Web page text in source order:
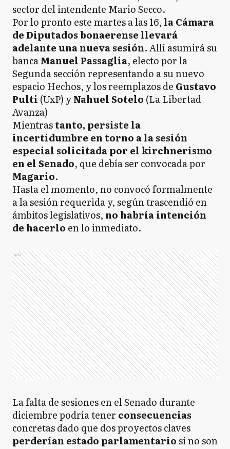
sector del intendente Mario Secco.
Por lo pronto este martes a las 16, la Cámara
de Diputados bonaerense llevará
adelante una nueva sesión. Allí asumirá su
bancaManuel Passaglia, electo por la
Segunda sección representando a su nuevo
espacio Hechos, y los reemplazos de Gustavo
Pulti (UxP) yNahuel Sotelo (La Libertad
Avanza)
Mientrastanto, persiste la
incertidumbre en torno a la sesión
especial solicitada por el kirchnerismo
en el Senado, que debía ser convocada por
Magario.
Hasta el momento, no convocó formalmente
a la sesión requerida y, según trascendió en
ámbitos legislativos, no habría intención
de hacerlo en lo inmediato.
Ads
La falta de sesiones en el Senado durante
diciembre podría tener consecuencias
concretas dado que dos proyectos claves
perderían estado parlamentariosi no son